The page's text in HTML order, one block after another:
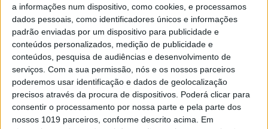
a informações num dispositivo, como cookies, e processamos
dados pessoais, como identificadores únicos e informações
padrão enviadas por um dispositivo para publicidade e
conteúdos personalizados, medição de publicidade e
conteúdos, pesquisa de audiências e desenvolvimento de
serviços. Com a sua permissão, nós e os nossos parceiros
poderemos usar identificação e dados de geolocalização
precisos através da procura de dispositivos. Poderá clicar para
consentir o processamento por nossa parte e pela parte dos
nossos 1019 parceiros, conforme descrito acima. Em
SOFTWARE
Google corrige nova vulnerabilidade de